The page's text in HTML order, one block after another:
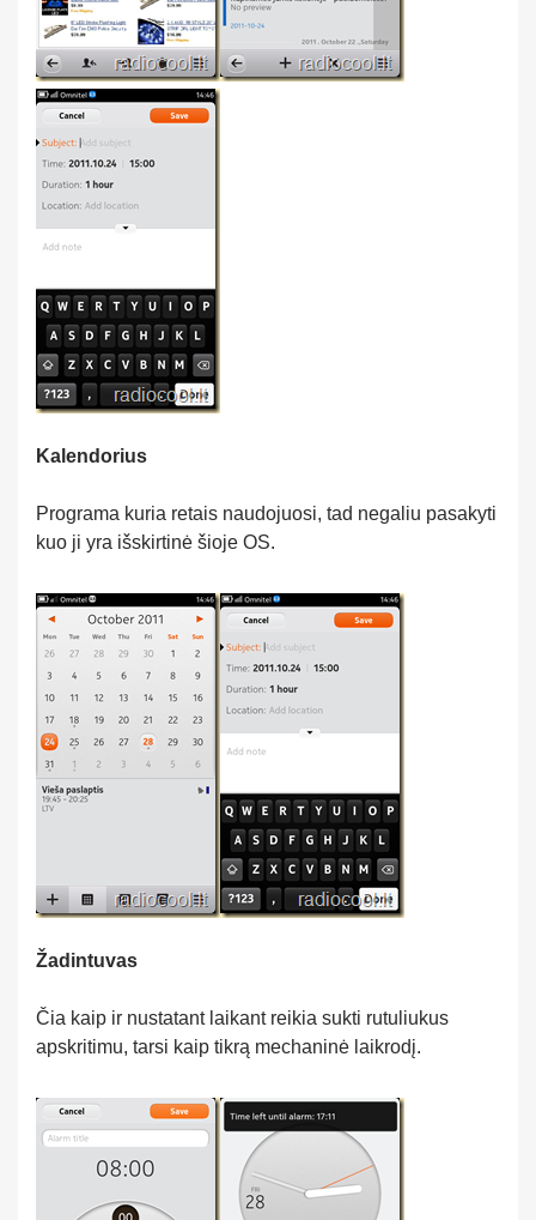
Kalendorius
Programa kuria retais naudojuosi, tad negaliu pasakyti
kuo ji yra išskirtinė šioje OS.
Žadintuvas
Čia kaip ir nustatant laikant reikia sukti rutuliukus
apskritimu, tarsi kaip tikrą mechaninė laikrodį.